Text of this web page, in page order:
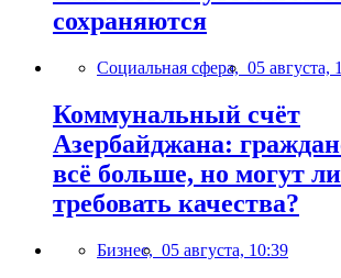
сохраняются
Социальная сфера, 05 августа,
Коммунальный счёт
Азербайджана:
всё больше, но могут
требовать качества?
Бизнес, 05 августа, 10:39